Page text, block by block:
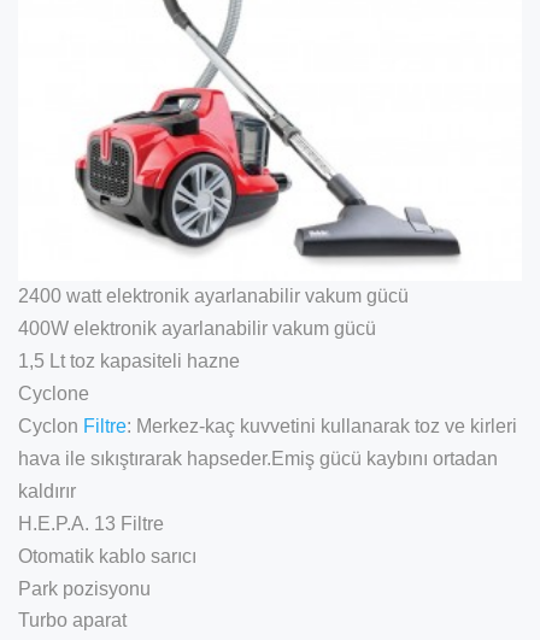
2400 watt elektronik ayarlanabilir vakum gücü
400W elektronik ayarlanabilir vakum gücü
1,5 Lt toz kapasiteli hazne
Cyclone
Cyclon Filtre: Merkez-kaç kuvvetini kullanarak toz ve kirleri
hava ile sıkıştırarak hapseder.Emiş gücü kaybını ortadan
kaldırır
H.E.P.A. 13 Filtre
Otomatik kablo sarıcı
Park pozisyonu
Turbo aparat